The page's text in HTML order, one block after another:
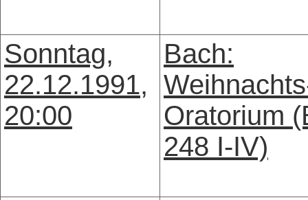
Sonntag,
22.12.1991,
20:00
Bach:
Oratorium
248 I-IV)